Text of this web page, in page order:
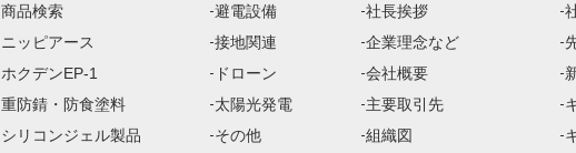
商品検索
ニッピアース
ホクデンEP-1
重防錆・防食塗料
シリコンジェル製品
避電設備
接地関連
ドローン
太陽光発電
その他
社長挨拶
企業理念など
会社概要
主要取引先
組織図